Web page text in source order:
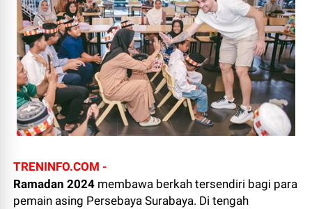
TRENINFO.COM -
Ramadan 2024 membawa berkah tersendiri bagi para
pemain asing Persebaya Surabaya. Di tengah